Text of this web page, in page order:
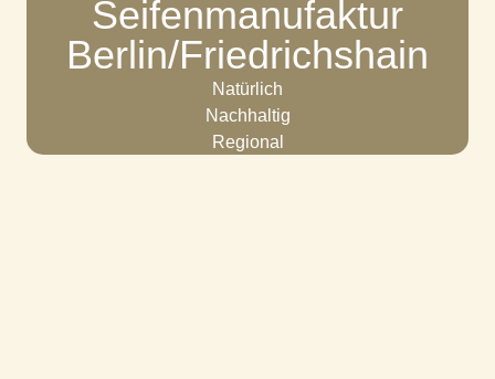
Seifenmanufaktur
Berlin/Friedrichshain
Natürlich
Nachhaltig
Regional